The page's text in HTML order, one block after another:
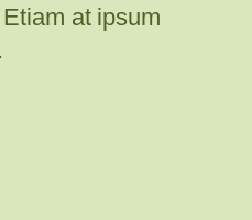
at ipsum